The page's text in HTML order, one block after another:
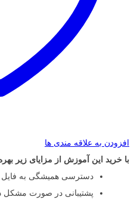
افزودن به علاقه مندی ها
با خرید این آموزش از مزایای زیر
دسترسی همیشگی به فایل
پشتیبانی در صورت مشکل